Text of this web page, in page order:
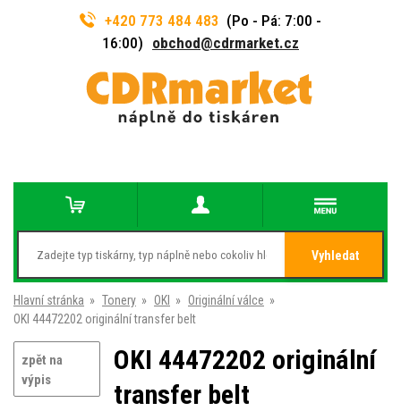
+420 773 484 483 (Po - Pá: 7:00 -
16:00) obchod@cdrmarket.cz
Vyhledat
Hlavní stránka » Tonery » OKI » Originální válce »
OKI 44472202 originální transfer belt
zpět na
výpis
OKI 44472202 originální
transfer belt